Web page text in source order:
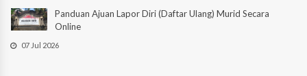
Panduan Ajuan Lapor Diri (Daftar Ulang) Murid Secara
Online
07 Jul 2026